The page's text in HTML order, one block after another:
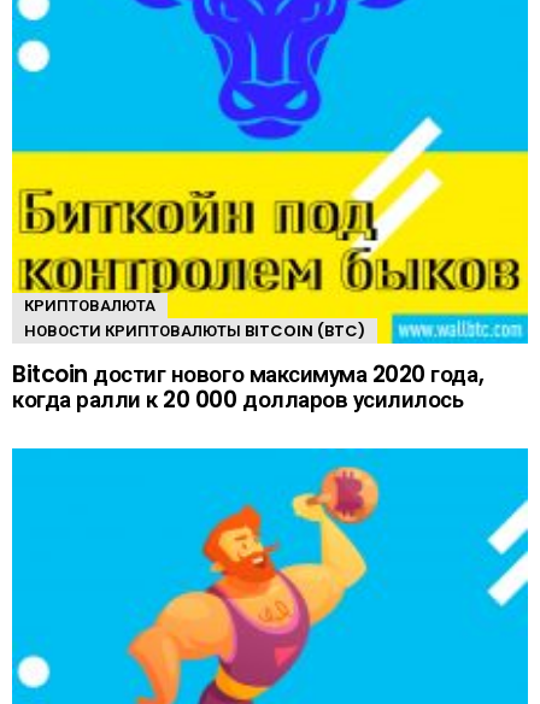
КРИПТОВАЛЮТА
НОВОСТИ КРИПТОВАЛЮТЫ BITCOIN (BTC)
Bitcoin достиг нового максимума 2020 года,
когда ралли к 20 000 долларов усилилось